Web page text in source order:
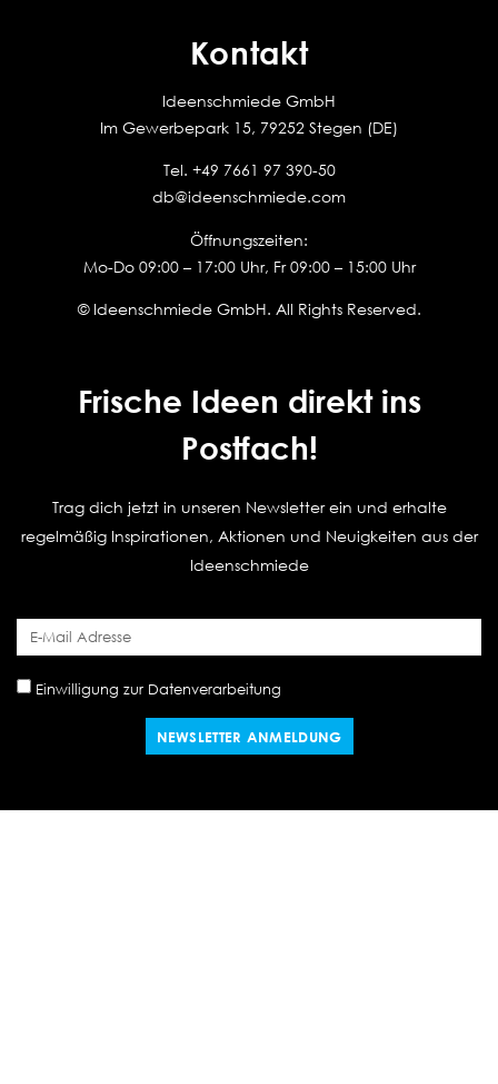
Kontakt
Ideenschmiede GmbH
Im Gewerbepark 15, 79252 Stegen (DE)
Tel. +49 7661 97 390-50
db@ideenschmiede.com
Öffnungszeiten:
Mo-Do 09:00 – 17:00 Uhr, Fr 09:00 – 15:00 Uhr
© Ideenschmiede GmbH. All Rights Reserved.
Frische Ideen direkt ins
Postfach!
Trag dich jetzt in unseren Newsletter ein und erhalte
regelmäßig Inspirationen, Aktionen und Neuigkeiten aus der
Ideenschmiede
Einwilligung zur Datenverarbeitung
NEWSLETTER ANMELDUNG